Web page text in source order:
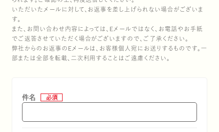
マッシュルームきのこ豆知識
サステナビリティマネジ
コーポレート アイデン
いただいたメールに対して、お返事を差し上げられない場合がございま
す。
また、お問い合わせ内容によっては、Eメールではなく、お電話やお手紙
でご返答させていただく場合がございますので、ご了承ください。
弊社からのお返事のEメールは、お客様個人宛にお送りするものです。一
部または全部を転載、二次利用することはご遠慮ください。
件名